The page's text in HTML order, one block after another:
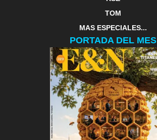
TOM
MAS ESPECIALES...
PORTADA DEL MES